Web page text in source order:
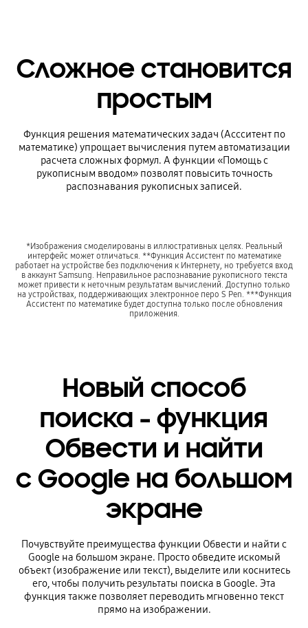
Сложное становится
простым
Функция решения математических задач (Ассситент по
математике) упрощает вычисления путем автоматизации
расчета сложных формул. А функции «Помощь с
рукописным вводом» позволят повысить точность
распознавания рукописных записей.
*Изображения смоделированы в иллюстративных целях. Реальный
интерфейс может отличаться. **Функция Ассистент по математике
работает на устройстве без подключения к Интернету, но требуется вход
в аккаунт Samsung. Неправильное распознавание рукописного текста
может привести к неточным результатам вычислений. Доступно только
на устройствах, поддерживающих электронное перо S Pen. ***Функция
Ассистент по математике будет доступна только после обновления
приложения.
Новый способ
поиска - функция
Обвести и найти
с Google на большом
экране
Почувствуйте преимущества функции Обвести и найти с
Google на большом экране. Просто обведите искомый
объект (изображение или текст), выделите или коснитесь
его, чтобы получить результаты поиска в Google. Эта
функция также позволяет переводить мгновенно текст
прямо на изображении.